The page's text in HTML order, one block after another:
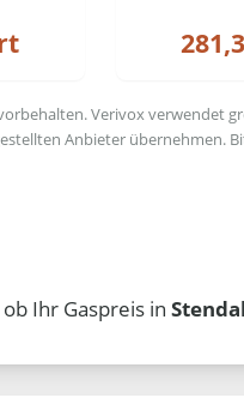
Verivox verwendet
Anbieter übernehmen.
Ihr Gaspreis in Stendal